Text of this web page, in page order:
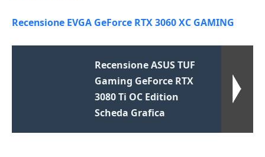
Recensione EVGA GeForce RTX 3060 XC GAMING
Recensione ASUS TUF
Gaming GeForce RTX
3080 Ti OC Edition
Scheda Grafica